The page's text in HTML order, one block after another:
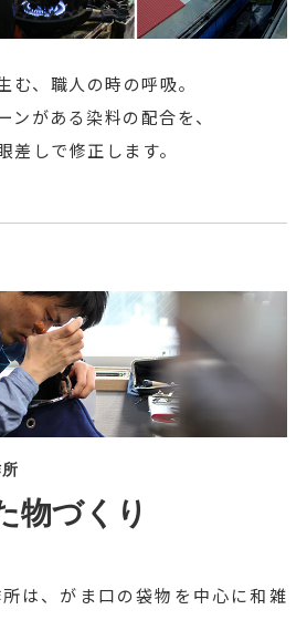
む、職人の時の呼吸。
ンがある染料の配合を、
差しで修正します。
物づくり
は、がま口の袋物を中心に和雑